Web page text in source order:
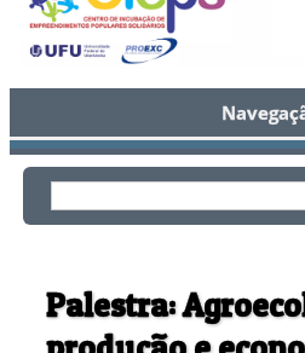
Formulário de busca
Palestra: